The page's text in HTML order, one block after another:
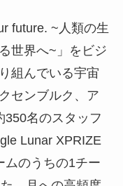
future. ~人類の生
世界へ~」をビジ
組んでいる宇宙
センブルク、ア
350名のスタッフ
Lunar XPRIZE
ムのうちの1チー